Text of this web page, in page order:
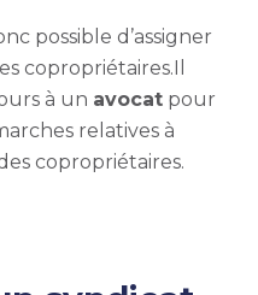
possible d’assigner
copropriétaires.Il
à un avocatpour
relatives à
copropriétaires.